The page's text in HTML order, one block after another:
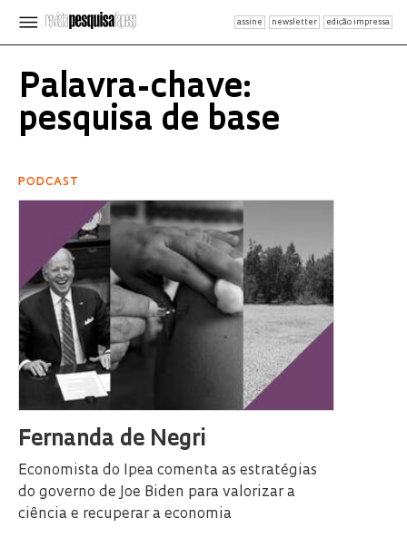
assine newsletter edição impressa
Palavra-chave:
pesquisa de base
PODCAST
Fernanda de Negri
Economista do Ipea comenta as estratégias
do governo de Joe Biden para valorizar a
ciência e recuperar a economia